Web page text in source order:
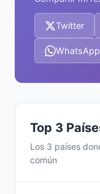
Twitter
WhatsApp
Top 3
Los 3 países
común